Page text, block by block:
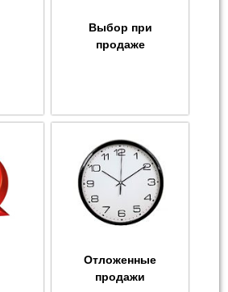
Выбор при
продаже
Отложенные
продажи